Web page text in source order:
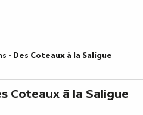
- Des Coteaux à la Saligue
Coteaux à la Saligue